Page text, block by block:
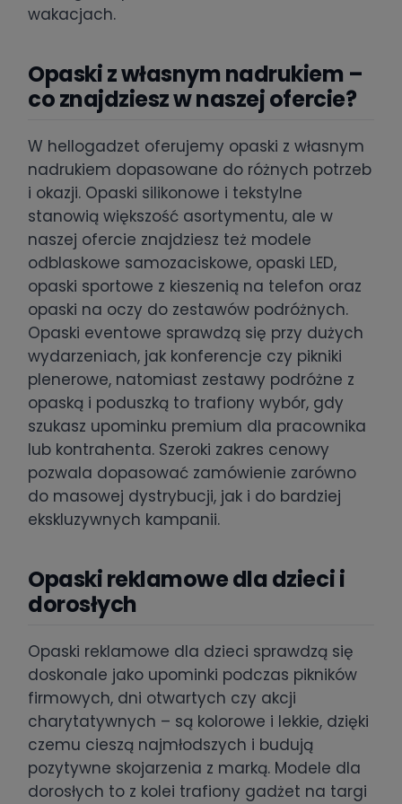
wakacjach.
Opaski z własnym nadrukiem –
co znajdziesz w naszej ofercie?
W hellogadzet oferujemy opaski z własnym
nadrukiem dopasowane do różnych potrzeb
i okazji. Opaski silikonowe i tekstylne
stanowią większość asortymentu, ale w
naszej ofercie znajdziesz też modele
odblaskowe samozaciskowe, opaski LED,
opaski sportowe z kieszenią na telefon oraz
opaski na oczy do zestawów podróżnych.
Opaski eventowe sprawdzą się przy dużych
wydarzeniach, jak konferencje czy pikniki
plenerowe, natomiast zestawy podróżne z
opaską i poduszką to trafiony wybór, gdy
szukasz upominku premium dla pracownika
lub kontrahenta. Szeroki zakres cenowy
pozwala dopasować zamówienie zarówno
do masowej dystrybucji, jak i do bardziej
ekskluzywnych kampanii.
Opaski reklamowe dla dzieci i
dorosłych
Opaski reklamowe dla dzieci sprawdzą się
doskonale jako upominki podczas pikników
firmowych, dni otwartych czy akcji
charytatywnych – są kolorowe i lekkie, dzięki
czemu cieszą najmłodszych i budują
pozytywne skojarzenia z marką. Modele dla
dorosłych to z kolei trafiony gadżet na targi